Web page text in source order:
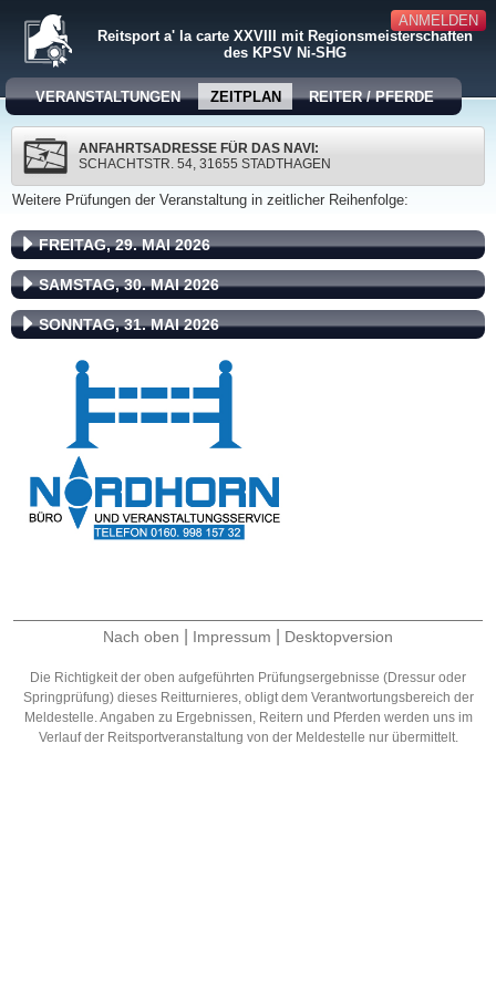
ANMELDEN
Reitsport a' la carte XXVIII mit Regionsmeisterschaften
des KPSV Ni-SHG
VERANSTALTUNGEN ZEITPLAN REITER / PFERDE
ANFAHRTSADRESSE FÜR DAS NAVI:
SCHACHTSTR. 54, 31655 STADTHAGEN
Weitere Prüfungen der Veranstaltung in zeitlicher Reihenfolge:
FREITAG, 29. MAI 2026
SAMSTAG, 30. MAI 2026
SONNTAG, 31. MAI 2026
Nach oben Impressum Desktopversion
Die Richtigkeit der oben aufgeführten Prüfungsergebnisse (Dressur oder
Springprüfung) dieses Reitturnieres, obligt dem Verantwortungsbereich der
Meldestelle. Angaben zu Ergebnissen, Reitern und Pferden werden uns im
Verlauf der Reitsportveranstaltung von der Meldestelle nur übermittelt.